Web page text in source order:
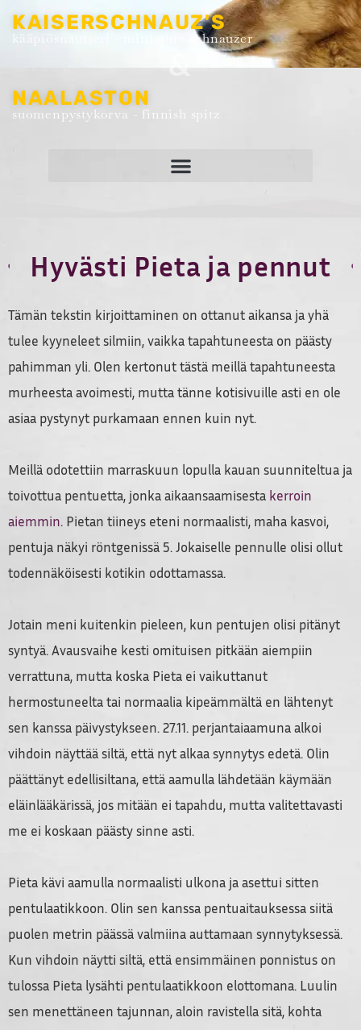
KAISERSCHNAUZ'S
kääpiösnautseri - miniature schnauzer
&
NAALASTON
suomenpystykorva - finnish spitz
Hyvästi Pieta ja pennut
Tämän tekstin kirjoittaminen on ottanut aikansa ja yhä
tulee kyyneleet silmiin, vaikka tapahtuneesta on päästy
pahimman yli. Olen kertonut tästä meillä tapahtuneesta
murheesta avoimesti, mutta tänne kotisivuille asti en ole
asiaa pystynyt purkamaan ennen kuin nyt.
Meillä odotettiin marraskuun lopulla kauan suunniteltua ja
toivottua pentuetta, jonka aikaansaamisesta kerroin
aiemmin. Pietan tiineys eteni normaalisti, maha kasvoi,
pentuja näkyi röntgenissä 5. Jokaiselle pennulle olisi ollut
todennäköisesti kotikin odottamassa.
Jotain meni kuitenkin pieleen, kun pentujen olisi pitänyt
syntyä. Avausvaihe kesti omituisen pitkään aiempiin
verrattuna, mutta koska Pieta ei vaikuttanut
hermostuneelta tai normaalia kipeämmältä en lähtenyt
sen kanssa päivystykseen. 27.11. perjantaiaamuna alkoi
vihdoin näyttää siltä, että nyt alkaa synnytys edetä. Olin
päättänyt edellisiltana, että aamulla lähdetään käymään
eläinlääkärissä, jos mitään ei tapahdu, mutta valitettavasti
me ei koskaan päästy sinne asti.
Pieta kävi aamulla normaalisti ulkona ja asettui sitten
pentulaatikkoon. Olin sen kanssa pentuaitauksessa siitä
puolen metrin päässä valmiina auttamaan synnytyksessä.
Kun vihdoin näytti siltä, että ensimmäinen ponnistus on
tulossa Pieta lysähti pentulaatikkoon elottomana. Luulin
sen menettäneen tajunnan, aloin ravistella sitä, kohta